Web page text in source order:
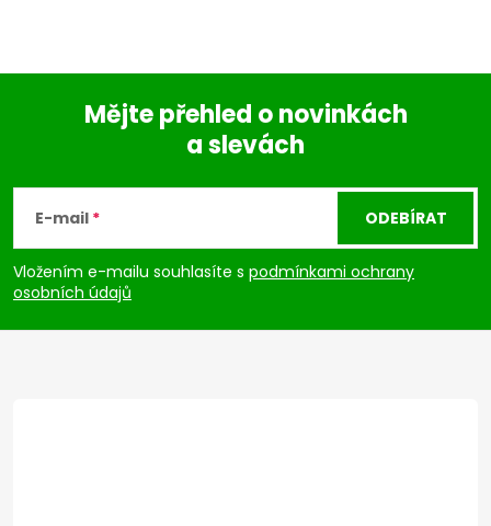
p
a
Mějte přehled o novinkách
a slevách
E-mail
Vložením e-mailu souhlasíte s podmínkami ochrany
osobních údajů
ODEBÍRAT